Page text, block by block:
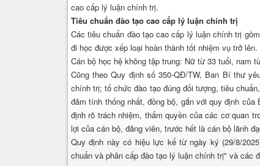
cao cấp lý luận chính trị.
Tiêu chuẩn đào tạo cao cấp lý luận chính trị
Các tiêu chuẩn đào tạo cao cấp lý luận chính trị
đi học được xếp loại hoàn thành tốt nhiệm vụ trở lên.
Cán bộ học hệ không tập trung: Nữ từ 33 tuổi, nam
Cũng theo Quy định số 350-QĐ/TW, Ban Bí thư
chính trị; tổ chức đào tạo đúng đối tượng, tiêu
đảm tính thống nhất, đồng bộ, gắn với quy định
định rõ trách nhiệm, thẩm quyền của các cơ quan
lợi của cán bộ, đảng viên, trước hết là cán bộ lãnh
Quy định này có hiệu lực kể từ ngày ký (29/8/
chuẩn và phân cấp đào tạo lý luận chính trị" và các